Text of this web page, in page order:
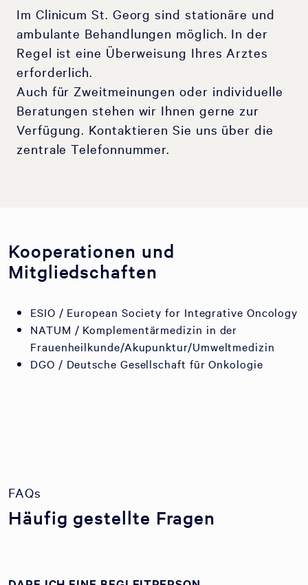
Im Clinicum St. Georg sind stationäre und
ambulante Behandlungen möglich. In der
Regel ist eine Überweisung Ihres Arztes
erforderlich.
Auch für Zweitmeinungen oder individuelle
Beratungen stehen wir Ihnen gerne zur
Verfügung. Kontaktieren Sie uns über die
zentrale Telefonnummer.
Kooperationen und
Mitgliedschaften
ESIO / European Society for Integrative Oncology
NATUM / Komplementärmedizin in der
Frauenheilkunde/Akupunktur/Umweltmedizin
DGO / Deutsche Gesellschaft für Onkologie
FAQs
Häufig gestellte Fragen